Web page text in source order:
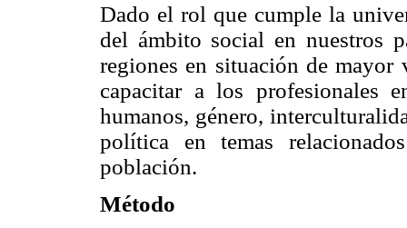
Dado el rol que cumple la
del ámbito social en nuestros
regiones en situación de
capacitar a los profesionales
humanos, género,
política en temas
población.
Método